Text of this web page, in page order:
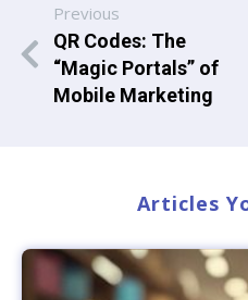
Previous
QR Codes: The
“Magic Portals” of
Mobile Marketing
Articles